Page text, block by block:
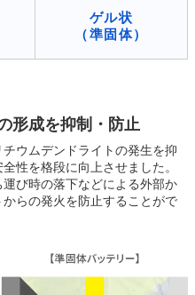
ゲル状
（準固体）
形成を抑制・防止
ウムデンドライトの発生を抑
性を格段に向上させました。
び時の落下などによる外部か
からの発火を防止することがで